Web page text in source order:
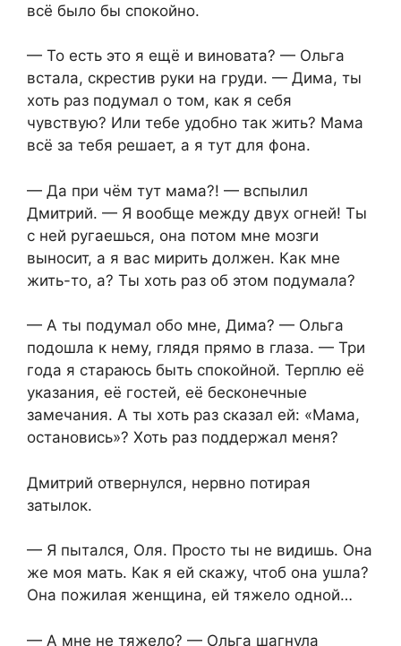
всё было бы спокойно.
— То есть это я ещё и виновата? — Ольга
встала, скрестив руки на груди. — Дима, ты
хоть раз подумал о том, как я себя
чувствую? Или тебе удобно так жить? Мама
всё за тебя решает, а я тут для фона.
— Да при чём тут мама?! — вспылил
Дмитрий. — Я вообще между двух огней! Ты
с ней ругаешься, она потом мне мозги
выносит, а я вас мирить должен. Как мне
жить-то, а? Ты хоть раз об этом подумала?
— А ты подумал обо мне, Дима? — Ольга
подошла к нему, глядя прямо в глаза. — Три
года я стараюсь быть спокойной. Терплю её
указания, её гостей, её бесконечные
замечания. А ты хоть раз сказал ей: «Мама,
остановись»? Хоть раз поддержал меня?
Дмитрий отвернулся, нервно потирая
затылок.
— Я пытался, Оля. Просто ты не видишь. Она
же моя мать. Как я ей скажу, чтоб она ушла?
Она пожилая женщина, ей тяжело одной…
— А мне не тяжело? — Ольга шагнула